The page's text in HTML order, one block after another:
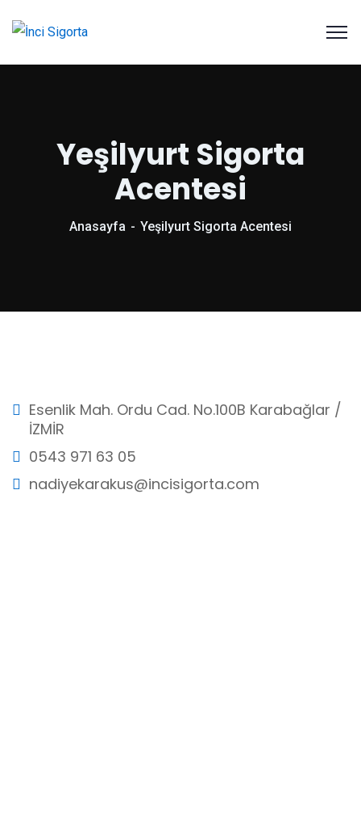
Yeşilyurt Sigorta
Acentesi
Anasayfa Yeşilyurt Sigorta Acentesi
Esenlik Mah. Ordu Cad. No.100B Karabağlar /
İZMİR
0543 971 63 05
nadiyekarakus@incisigorta.com